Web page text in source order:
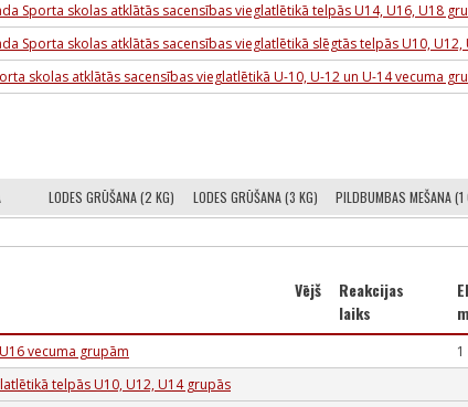
Sporta skolas atklātās sacensības vieglatlētikā telpās U14, U16, U18
Sporta skolas atklātās sacensības vieglatlētikā slēgtās telpās U10, U12,
skolas atklātās sacensības vieglatlētikā U-10, U-12 un U-14 vecuma
LODES GRŪŠANA (2 KG) LODES GRŪŠANA (3 KG) PILDBUMBAS MEŠANA (1
Vējš
Reakcijas
laiks
vecuma grupām
1
telpās U10, U12, U14 grupās